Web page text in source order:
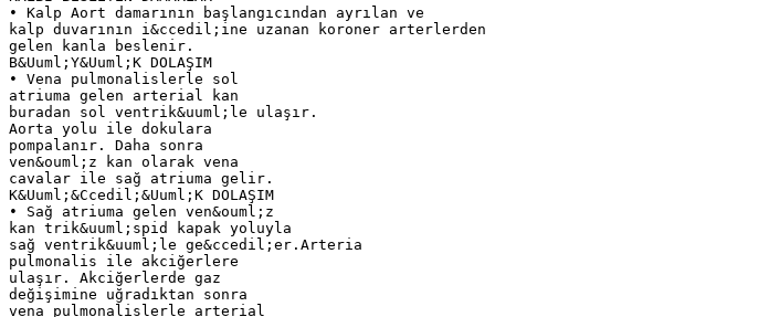
• Kalp Aort damarının başlangıcından ayrılan ve
kalp duvarının i&ccedil;ine uzanan koroner arterlerden
gelen kanla beslenir.
B&Uuml;Y&Uuml;K DOLAŞIM
• Vena pulmonalislerle sol
atriuma gelen arterial kan
buradan sol ventrik&uuml;le ulaşır.
Aorta yolu ile dokulara
pompalanır. Daha sonra
ven&ouml;z kan olarak vena
cavalar ile sağ atriuma gelir.
K&Uuml;&Ccedil;&Uuml;K DOLAŞIM
• Sağ atriuma gelen ven&ouml;z
kan trik&uuml;spid kapak yoluyla
sağ ventrik&uuml;le ge&ccedil;er.Arteria
pulmonalis ile akciğerlere
ulaşır. Akciğerlerde gaz
değişimine uğradıktan sonra
vena pulmonalislerle arterial